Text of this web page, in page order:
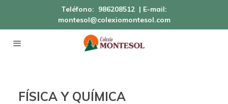
Teléfono: 986208512 | E-mail:
montesol@colexiomontesol.com
FÍSICA Y QUÍMICA